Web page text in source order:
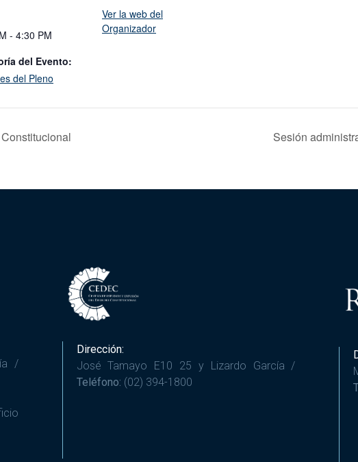
- 4:30 PM
del Evento:
del Pleno
Ver la web del
Organizador
Sesión
/
Dirección:
José Tamayo E10 25 y Lizardo García /
Teléfono: (02) 394-1800